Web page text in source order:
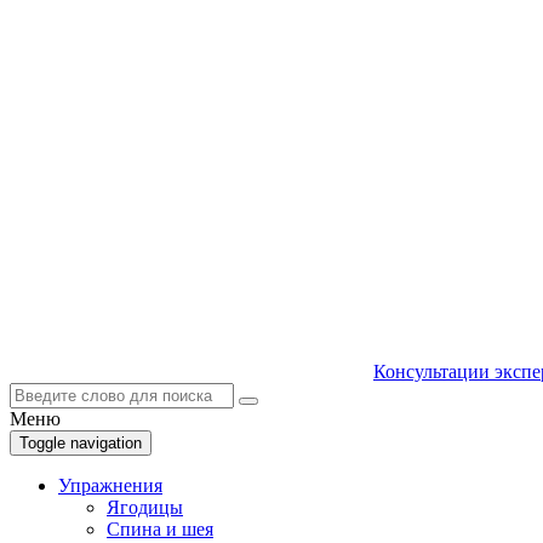
Консультации
Меню
Toggle navigation
Упражнения
Ягодицы
Спина и шея